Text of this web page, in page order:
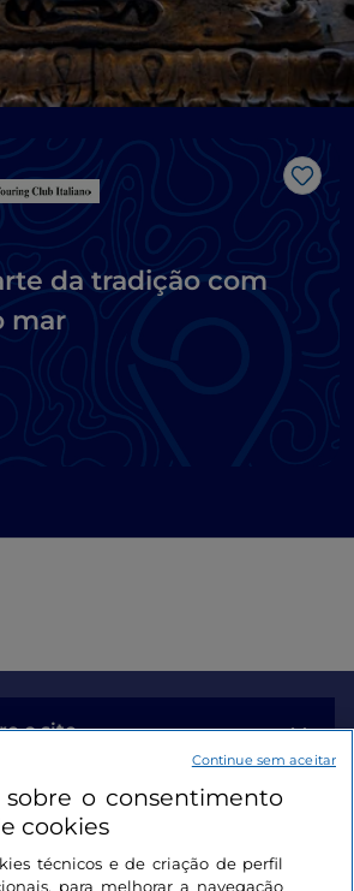
da tradição com
mar
o site
sobre o consentimento
cookies
técnicos e de criação de perfil
para melhorar a navegação
Continue sem aceitar